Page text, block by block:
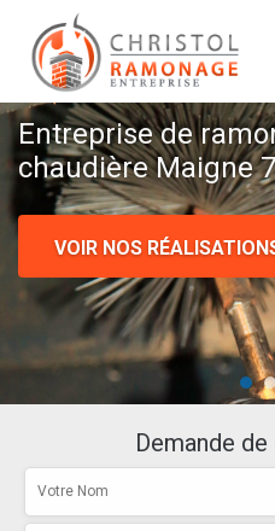
Entreprise de
chaudière Maigne
VOIR NOS
Demande